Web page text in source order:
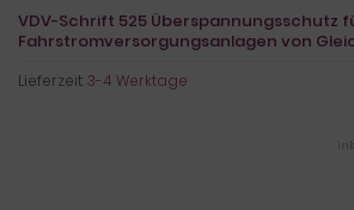
VDV-Schrift 525 Überspannungsschutz
Fahrstromversorgungsanlagen von
Lieferzeit:3-4 Werktage